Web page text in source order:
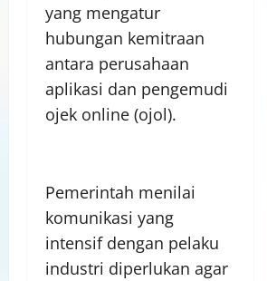
yang mengatur
hubungan kemitraan
antara perusahaan
aplikasi dan pengemudi
ojek online (ojol).
Pemerintah menilai
komunikasi yang
intensif dengan pelaku
industri diperlukan agar